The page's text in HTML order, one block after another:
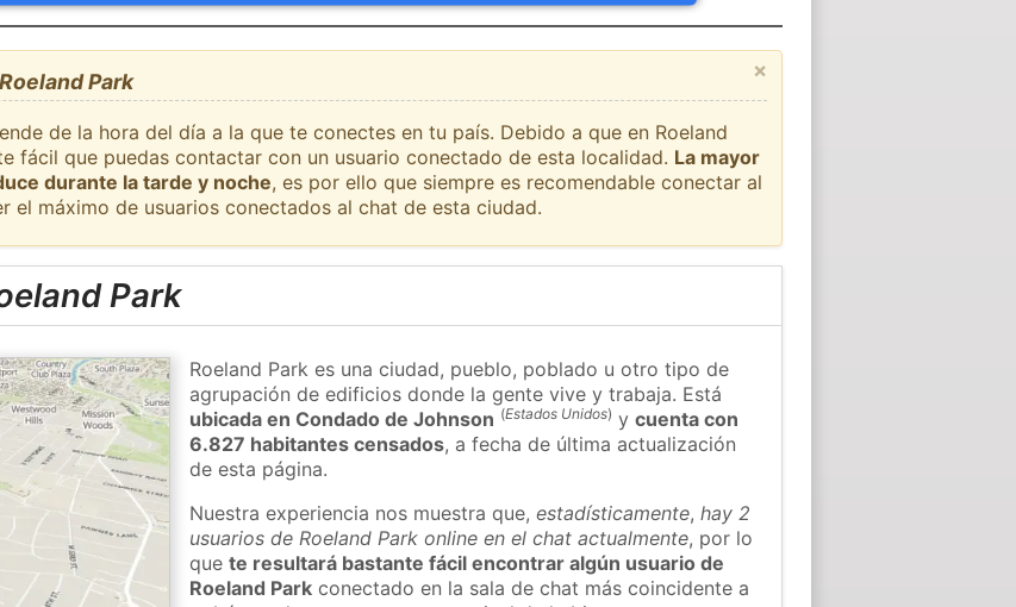
×
Park
de la hora del día a la que te conectes en tu país. Debido a que en Roeland
fácil que puedas contactar con un usuario conectado de esta localidad. La mayor
durante la tarde y noche, es por ello que siempre es recomendable conectar al
el máximo de usuarios conectados al chat de esta ciudad.
Park
Roeland Park es una ciudad, pueblo, poblado u otro tipo de
agrupación de edificios donde la gente vive y trabaja. Está
ubicada en Condado de Johnson (Estados Unidos) ycuenta con
6.827 habitantes censados, a fecha de última actualización
de esta página.
Nuestra experiencia nos muestra que,estadísticamente,hay 2
usuarios de Roeland Park online en el chat actualmente, por lo
quete resultará bastante fácil encontrar algún usuario de
Roeland Park conectado en la sala de chat más coincidente a